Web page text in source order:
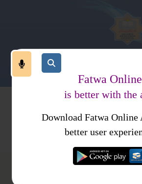
اذکار وادعیہ کتب فتاوی
Fatwa Online
is better with the
Download Fatwa Online
better user